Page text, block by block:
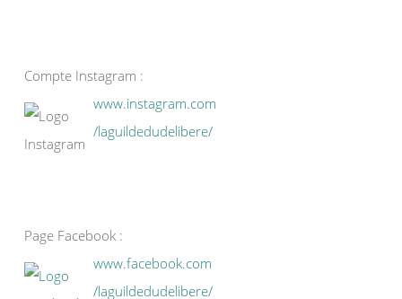
Compte Instagram :
www.instagram.com
/laguildedudelibere/
Page Facebook :
www.facebook.com
/laguildedudelibere/